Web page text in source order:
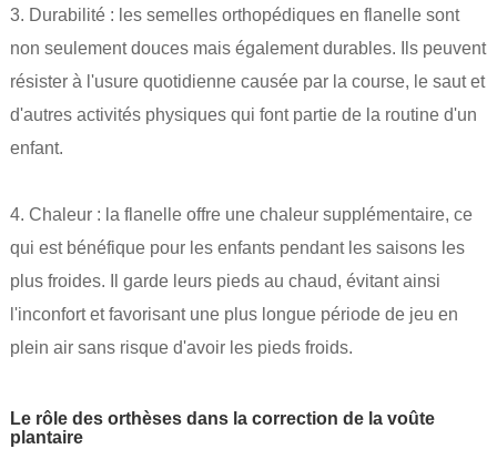
3. Durabilité : les semelles orthopédiques en flanelle sont
non seulement douces mais également durables. Ils peuvent
résister à l'usure quotidienne causée par la course, le saut et
d'autres activités physiques qui font partie de la routine d'un
enfant.
4. Chaleur : la flanelle offre une chaleur supplémentaire, ce
qui est bénéfique pour les enfants pendant les saisons les
plus froides. Il garde leurs pieds au chaud, évitant ainsi
l'inconfort et favorisant une plus longue période de jeu en
plein air sans risque d'avoir les pieds froids.
Le rôle des orthèses dans la correction de la voûte
plantaire